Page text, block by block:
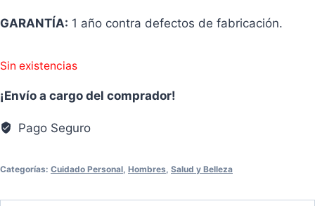
GARANTÍA: 1 año contra defectos de fabricación.
Sin existencias
¡Envío a cargo del comprador!
Pago Seguro
Categorías: Cuidado Personal Hombres Salud y Belleza